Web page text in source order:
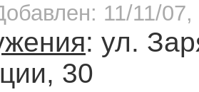
11/11/
: ул.
30